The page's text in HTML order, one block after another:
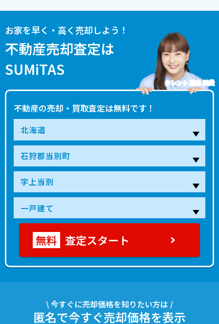
お家を早く・高く売却しよう！
不動産売却査定は
SUMiTAS
不動産の売却・買取査定は無料です！
タレント 藤本 美貴
査定スタート
\ 今すぐに売却価格を知りたい方は /
匿名で今すぐ売却価格を表示